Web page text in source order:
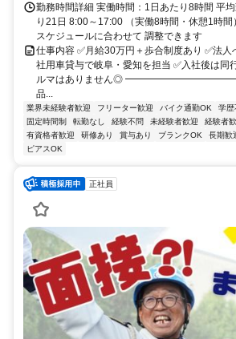
勤務時間詳細 実働時間：1日あたり8時間 平
り21日 8:00～17:00 （実働8時間・休憩1時
スケジュールに合わせて 調整できます
仕事内容 ✅月給30万円＋歩合制度あり ✅法人
社用車貸与で岐阜・愛知を担当 ✅入社後は同
ルマはありません◎
品...
業界未経験者歓迎 フリーター歓迎 バイク通勤OK 学歴
固定時間制
転勤なし 経験不問 未経験者歓迎 経験者
有資格者歓迎
研修あり 賞与あり ブランクOK 長期歓
ピアスOK
正社員